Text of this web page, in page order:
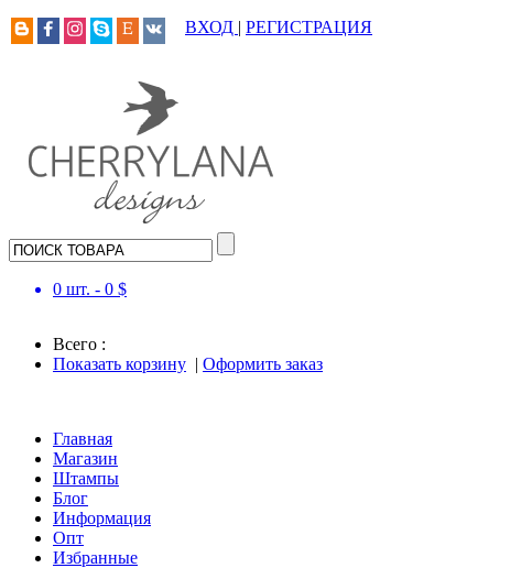
ВХОД | РЕГИСТРАЦИЯ
0 шт. - 0 $
Всего :
Показать корзину | Оформить заказ
Главная
Магазин
Штампы
Блог
Информация
Опт
Избранные